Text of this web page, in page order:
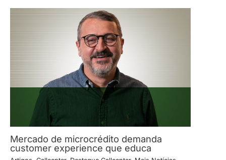
Mercado de microcrédito demanda
customer experience que educa